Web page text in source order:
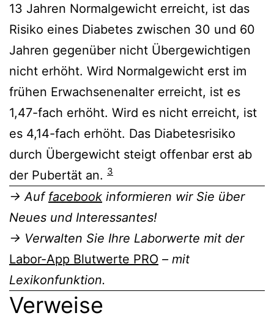
13 Jahren Normalgewicht erreicht, ist das
Risiko eines Diabetes zwischen 30 und 60
Jahren gegenüber nicht Übergewichtigen
nicht erhöht. Wird Normalgewicht erst im
frühen Erwachsenenalter erreicht, ist es
1,47-fach erhöht. Wird es nicht erreicht, ist
es 4,14-fach erhöht. Das Diabetesrisiko
durch Übergewicht steigt offenbar erst ab
der Pubertät an. 3
→ Auf facebook informieren wir Sie über
Neues und Interessantes!
→ Verwalten Sie Ihre Laborwerte mit der
Labor-App Blutwerte PRO – mit
Lexikonfunktion.
Verweise